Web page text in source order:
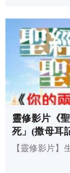
靈修影片《
死」(撒母耳
【靈修影片】